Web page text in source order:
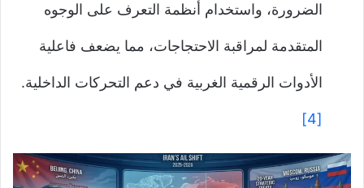
الضرورة، واستخدام أنظمة التعرف على الوجوه
المتقدمة لمراقبة الاحتجاجات، مما يضعف فاعلية
الأدوات الرقمية الغربية في دعم التحركات الداخلية.
[4]